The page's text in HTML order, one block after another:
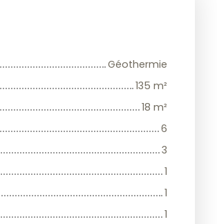
Géothermie
135 m²
18 m²
6
3
1
1
1